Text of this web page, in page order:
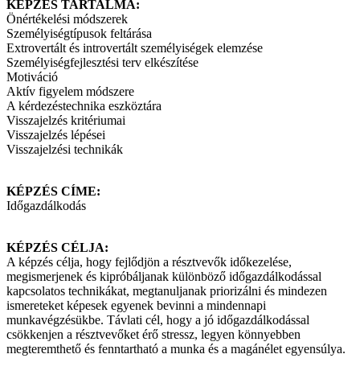
KÉPZÉS TARTALMA:
Önértékelési módszerek
Személyiségtípusok feltárása
Extrovertált és introvertált személyiségek elemzése
Személyiségfejlesztési terv elkészítése
Motiváció
Aktív figyelem módszere
A kérdezéstechnika eszköztára
Visszajelzés kritériumai
Visszajelzés lépései
Visszajelzési technikák
KÉPZÉS CÍME:
Időgazdálkodás
KÉPZÉS CÉLJA:
A képzés célja, hogy fejlődjön a résztvevők időkezelése,
megismerjenek és kipróbáljanak különböző időgazdálkodással
kapcsolatos technikákat, megtanuljanak priorizálni és mindezen
ismereteket képesek egyenek bevinni a mindennapi
munkavégzésükbe. Távlati cél, hogy a jó időgazdálkodással
csökkenjen a résztvevőket érő stressz, legyen könnyebben
megteremthető és fenntartható a munka és a magánélet egyensúlya.